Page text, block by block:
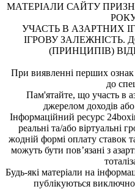
МАТЕРІАЛИ САЙТУ
УЧАСТЬ В АЗАРТНИХ
ІГРОВУ ЗАЛЕЖНІСТЬ.
(ПРИНЦИПІВ)
При виявленні перших ознак
до
Пам'ятайте, що участь в
джерелом доходів
Інформаційний ресурс
реальні та/або віртуальні
жодній формі оплату ставок
можуть бути пов’язані з
Будь-які матеріали на
публікуються